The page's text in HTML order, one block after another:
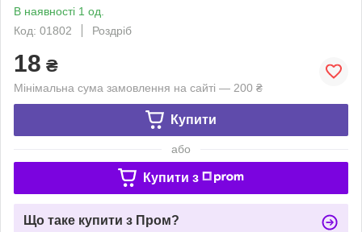
В наявності 1 од.
Код: 01802
Роздріб
18 ₴
Мінімальна сума замовлення на сайті — 200 ₴
Купити
або
Купити з
Що таке купити з Пром?